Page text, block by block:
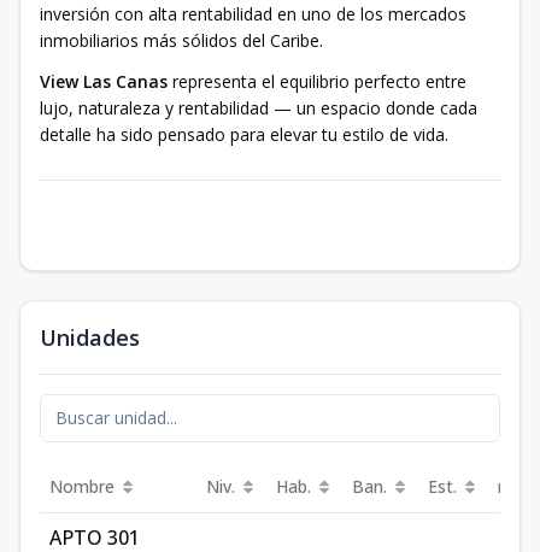
inversión con alta rentabilidad en uno de los mercados
inmobiliarios más sólidos del Caribe.
View Las Canas representa el equilibrio perfecto entre
lujo, naturaleza y rentabilidad — un espacio donde cada
detalle ha sido pensado para elevar tu estilo de vida.
Unidades
Nombre Niv. Hab. Ban. Est. m²
APTO 301